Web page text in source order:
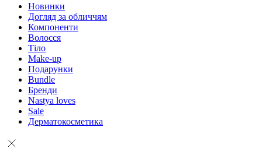
Новинки
Догляд за обличчям
Компоненти
Волосся
Тіло
Make-up
Подарунки
Bundle
Бренди
Nastya loves
Sale
Дерматокосметика